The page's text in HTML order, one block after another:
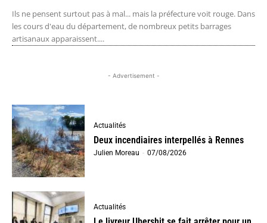
Ils ne pensent surtout pas à mal... mais la préfecture voit rouge. Dans
les cours d'eau du département, de nombreux petits barrages
artisanaux apparaissent....
- Advertisement -
Actualités
Deux incendiaires interpellés à Rennes
Julien Moreau - 07/08/2026
Actualités